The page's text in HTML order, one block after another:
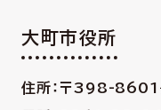
大町市役所
住所：〒398-8601